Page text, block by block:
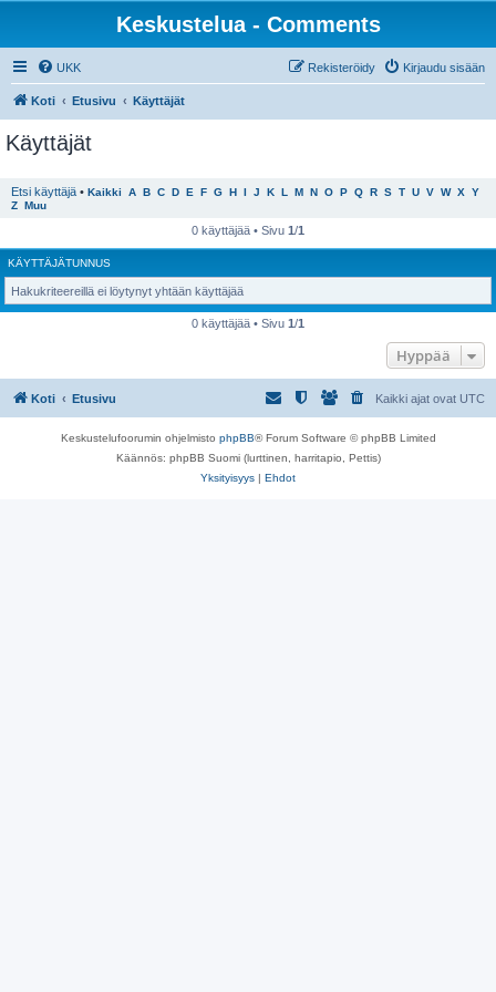
Keskustelua - Comments
UKK Kirjaudu sisään
Rekisteröidy
Koti Etusivu Käyttäjät
Käyttäjät
Etsi käyttäjä • Kaikki A B C D E F G H I J K L M N O P Q R S T U V W X Y
Z Muu
0 käyttäjää • Sivu 1/1
KÄYTTÄJÄTUNNUS
Hakukriteereillä ei löytynyt yhtään käyttäjää
0 käyttäjää • Sivu 1/1
Hyppää
Koti Etusivu Kaikki ajat ovat UTC
Keskustelufoorumin ohjelmisto phpBB® Forum Software © phpBB Limited
Käännös: phpBB Suomi (lurttinen, harritapio, Pettis)
Yksityisyys | Ehdot